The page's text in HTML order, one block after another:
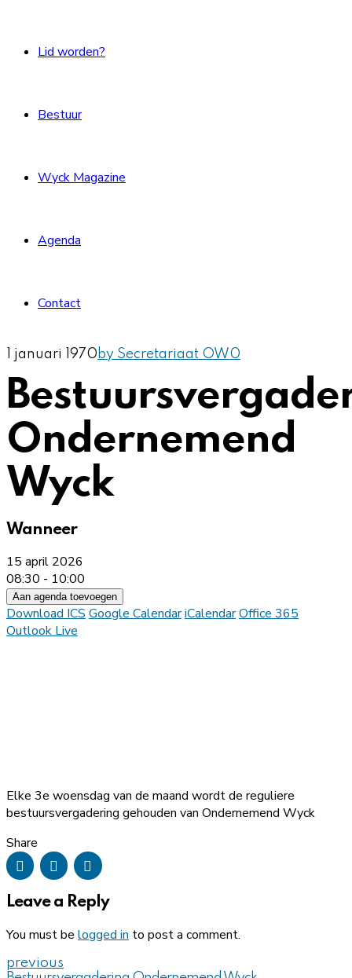
Lid worden?
Bestuur
Wyck Magazine
Agenda
Contact
1 januari 1970 by Secretariaat OW0
Ondernemend
Wyck
Wanneer
15 april 2026
08:30 - 10:00
Aan agenda toevoegen
Download ICSGoogle CalendariCalendarOffice 365
Outlook Live
Elke 3e woensdag van de maand wordt de reguliere
bestuursvergadering gehouden van Ondernemend Wyck
Share
Leave a Reply
You must be logged in to post a comment.
previous